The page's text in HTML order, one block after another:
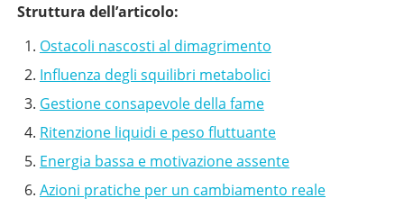
Struttura dell’articolo:
Ostacoli nascosti al dimagrimento
Influenza degli squilibri metabolici
Gestione consapevole della fame
Ritenzione liquidi e peso fluttuante
Energia bassa e motivazione assente
Azioni pratiche per un cambiamento reale